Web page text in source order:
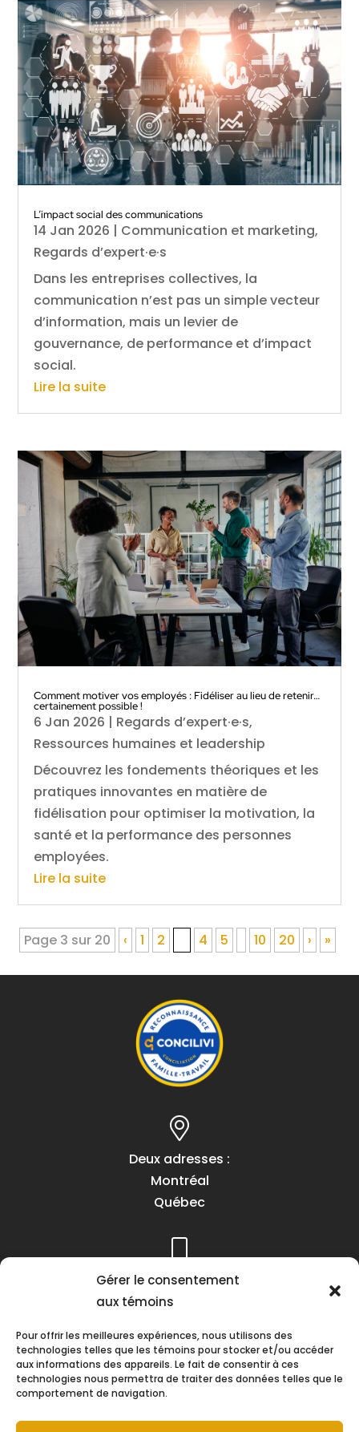
Gérer le consentement
aux témoins
Pour offrir les meilleures expériences, nous utilisons des
technologies telles que les témoins pour stocker et/ou accéder
aux informations des appareils. Le fait de consentir à ces
technologies nous permettra de traiter des données telles que le
comportement de navigation.
L’impact social des communications
14 Jan 2026 | Communication et marketing,
Regards d’expert·e·s
Dans les entreprises collectives, la
communication n’est pas un simple vecteur
d’information, mais un levier de
gouvernance, de performance et d’impact
social.
Lire la suite
Comment motiver vos employés : Fidéliser au lieu de retenir…
certainement possible !
6 Jan 2026 | Regards d’expert·e·s,
Ressources humaines et leadership
Découvrez les fondements théoriques et les
pratiques innovantes en matière de
fidélisation pour optimiser la motivation, la
santé et la performance des personnes
employées.
Lire la suite
Page 3 sur 20 ‹ 1 2 4 5 10 20 › »
Deux adresses :
Montréal
Québec
Téléphone :
(418) 622-1001
Heures d’ouverture :
Lundi au vendredi